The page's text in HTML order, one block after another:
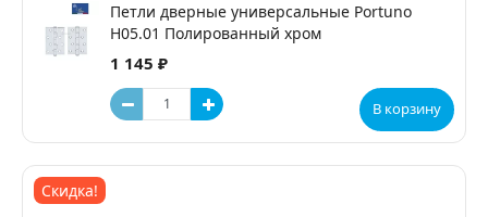
Петли дверные универсальные Portuno
H05.01 Полированный хром
1 145 ₽
В корзину
Скидка!